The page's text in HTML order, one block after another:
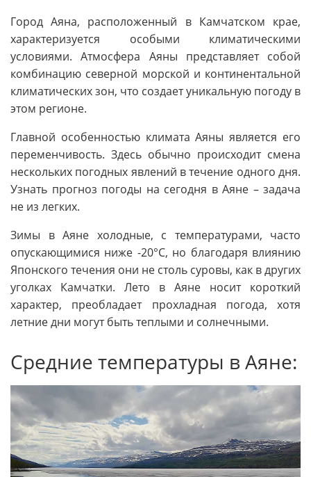
Город Аяна, расположенный в Камчатском крае,
характеризуется особыми климатическими
условиями. Атмосфера Аяны представляет собой
комбинацию северной морской и континентальной
климатических зон, что создает уникальную погоду в
этом регионе.
Главной особенностью климата Аяны является его
переменчивость. Здесь обычно происходит смена
нескольких погодных явлений в течение одного дня.
Узнать прогноз погоды на сегодня в Аяне – задача
не из легких.
Зимы в Аяне холодные, с температурами, часто
опускающимися ниже -20°C, но благодаря влиянию
Японского течения они не столь суровы, как в других
уголках Камчатки. Лето в Аяне носит короткий
характер, преобладает прохладная погода, хотя
летние дни могут быть теплыми и солнечными.
Средние температуры в Аяне: